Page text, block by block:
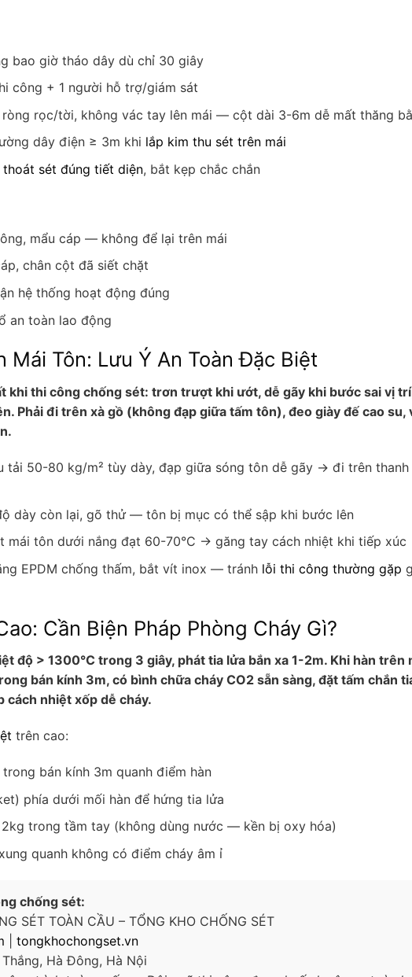
bao giờ tháo dây dù chỉ 30 giây
công + 1 người hỗ trợ/giám sát
ròng rọc/tời, không vác tay lên mái — cột dài 3-6m dễ mất thăng
dây điện ≥ 3m khi lắp kim thu sét trên mái
thoát sét đúng tiết diện, bắt kẹp chắc chắn
mẩu cáp — không để lại trên mái
chân cột đã siết chặt
hệ thống hoạt động đúng
an toàn lao động
Mái Tôn: Lưu Ý An Toàn Đặc Biệt
khi thi công chống sét: trơn trượt khi ướt, dễ gãy khi bước sai vị
Phải đi trên xà gồ (không đạp giữa tấm tôn), đeo giày đế cao su,
tải 50-80 kg/m² tùy dày, đạp giữa sóng tôn dễ gãy → đi trên thanh
dày còn lại, gõ thử — tôn bị mục có thể sập khi bước lên
mái tôn dưới nắng đạt 60-70°C → găng tay cách nhiệt khi tiếp xúc
EPDM chống thấm, bắt vít inox — tránh lỗi thi công thường gặp
Cần Biện Pháp Phòng Cháy Gì?
độ > 1300°C trong 3 giây, phát tia lửa bắn xa 1-2m. Khi hàn trên
bán kính 3m, có bình chữa cháy CO2 sẵn sàng, đặt tấm chắn
cách nhiệt xốp dễ cháy.
trên cao:
bán kính 3m quanh điểm hàn
phía dưới mối hàn để hứng tia lửa
2kg trong tầm tay (không dùng nước — kền bị oxy hóa)
quanh không có điểm cháy âm ỉ
chống sét:
SÉT TOÀN CẦU – TỔNG KHO CHỐNG SÉT
tongkhochongset.vn
Hà Đông, Hà Nội